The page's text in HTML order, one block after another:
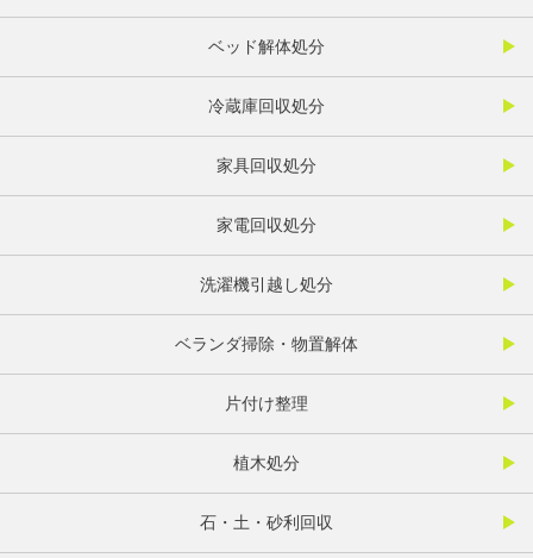
ベッド解体処分
冷蔵庫回収処分
家具回収処分
家電回収処分
洗濯機引越し処分
ベランダ掃除・物置解体
片付け整理
植木処分
石・土・砂利回収